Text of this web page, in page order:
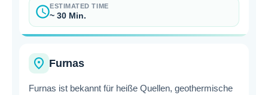
scheduleESTIMATED TIME
~ 30 Min.
place Furnas
Furnas ist bekannt für heiße Quellen, geothermische